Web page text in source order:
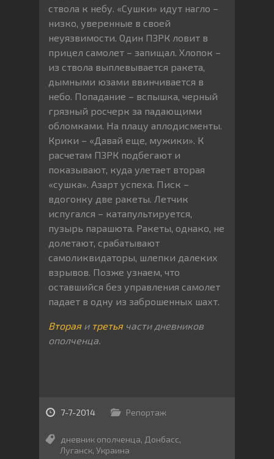
ствола к небу. «Сушки» идут нагло –
низко, уверенные в своей
неуязвимости. Один ПЗРК ловит в
прицел самолет – запищал. Хлопок –
из ствола выплевывается ракета,
дымными юзами ввинчивается в
небо. Попадание – вспышка, черный
грязный росчерк за падающими
обломками. На плацу аплодисменты.
Крики – «Давай еще, мужики». К
расчетам ПЗРК подбегают и
показывают, куда улетает вторая
«сушка». Азарт успеха. Писк –
вдогонку две ракеты. Летчик
испугался – катапультируется,
пузырь парашюта. Ракеты, однако, не
долетают, срабатывают
самоликвидаторы, шлепки далеких
взрывов. Позже узнаем, что
оставшийся без управления самолет
падает в одну из заброшенных шахт.
Втораяи третьячасти дневников
ополченца.
7-7-2014 Репортаж
дневник ополченца, Донбасс,
Луганск, Украина